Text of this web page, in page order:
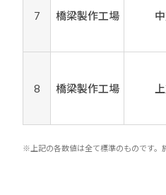
7 橋梁製作工場
8 橋梁製作工場
※上記の各数値は全て標準のものです。